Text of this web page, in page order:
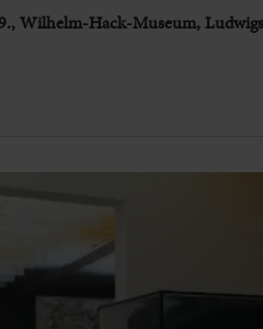
Wilhelm-Hack-Museum,